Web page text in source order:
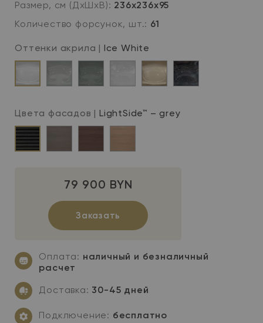
Размер, см (ДхШхВ): 236х236х95
Количество форсунок, шт.: 61
Оттенки акрила | Ice White
Цвета фасадов |
LightSide™ – grey
moonlight
grey
graphite
brown
light
maple
79 900 BYN
Заказать
Оплата: наличный и безналичный
расчет
Доставка: 30-45 дней
Подключение: бесплатно